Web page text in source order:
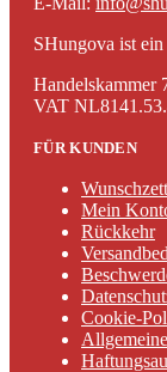
SHungova ist
Handelskammer
VAT
FÜR KUNDEN
Mein
Rückkehr
Cookie-